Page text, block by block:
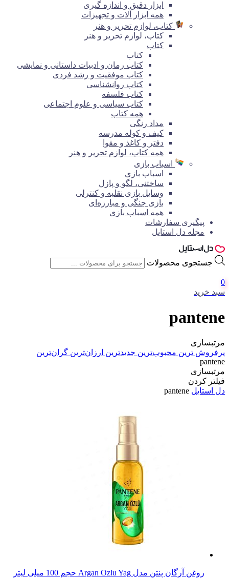
ابزار دقیق و اندازه گیری
همه ابزار آلات و تجهیزات
کتاب، لوازم تحریر و هنر
کتاب، لوازم تحریر و هنر
کتاب
کتاب
کتاب رمان و ادبیات داستانی و نمایشی
کتاب موفقیت و رشد فردی
کتاب روانشناسی
کتاب فلسفه
کتاب سیاسی و علوم اجتماعی
همه کتاب
مداد رنگی
کیف و کوله مدرسه
دفتر و کاغذ و مقوا
همه کتاب، لوازم تحریر و هنر
اسباب بازی
اسباب بازی
ساختنی، لگو و پازل
وسایل بازی نقلیه و کنترلی
بازی جنگی و مبارزه‌ای
همه اسباب بازی
پیگیری سفارشات
مجله دل استایل
جستجوی محصولات
0
سبد خرید
pantene
مرتبسازی
پرفروش ترین محبوب‌ترین جدیدترین ارزان‌ترین گران‌ترین
pantene
مرتبسازی
فیلتر کردن
دل استایل pantene
روغن آرگان پنتن مدل Argan Ozlu Yag حجم 100 میلی لیتر